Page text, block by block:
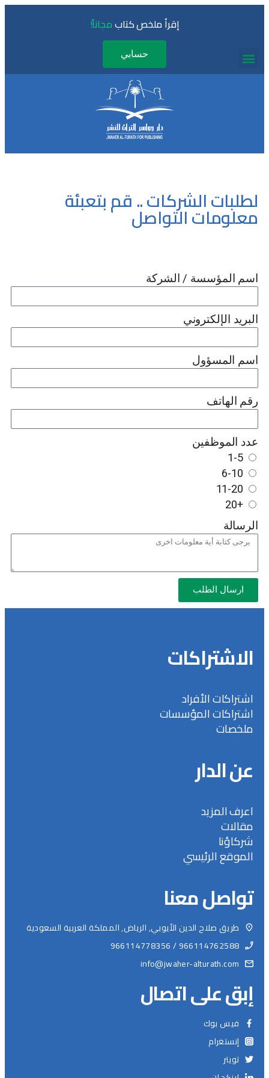
إقرأ ملخص كتابمجاناً!
حسابي
لطلبات الشركات .. قم بتعبئة
معلومات التواصل
اسم المؤسسة / الشركة
البريد الإلكتروني
اسم المسؤول
رقم الهاتف
عدد الموظفين
1-5
6-10
11-20
+20
الرسالة
ارسال الطلب
الاشتراكات
اشتراكات الأفراد
اشتراكات المؤسسات
ملخصات
عن الدار
اعرف المزيد
مقالات
شركاؤنا
الموقع الرئيسي
تواصل معنا
طريق صلاح الدين الأيوبي, الرياض, المملكة العربية السعودية
966114762588 / 966114778356
info@jwaher-alturath.com
إبق على اتصال
فيس بوك
إنستغرام
تويتر